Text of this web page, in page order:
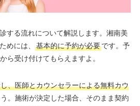
する流れについて解説します。湘南美
めには、
基本的に予約が必要です。予
ら受け付けてもらえますよ。
、医師とカウンセラーによる無料カウ
。施術が決定した場合、そのまま契約